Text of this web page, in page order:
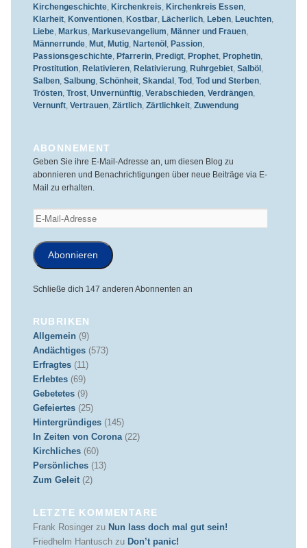
Kirchengeschichte, Kirchenkreis, Kirchenkreis Essen,
Klarheit, Konventionen, Kostbar, Lächerlich, Leben, Leuchten,
Liebe, Markus, Markusevangelium, Männer und Frauen,
Männerrunde, Mut, Mutig, Nartenöl , Passion,
Passionsgeschichte, Pfarrerin, Predigt, Prophet, Prophetin,
Prostitution, Relativieren, Relativierung, Ruhrgebiet, Salböl ,
Salben, Salbung, Schönheit, Skandal , Tod , Tod und Sterben,
Trösten, Trost, Unvernünftig, Verabschieden, Verdrängen,
Vernunft, Vertrauen, Zärtlich, Zärtlichkeit, Zuwendung
ABONNEMENT
Geben Sie ihre E-Mail-Adresse an, um diesen Blog zu
abonnieren und Benachrichtigungen über neue Beiträge via E-
Mail zu erhalten.
E-
Mail-
Adresse
Abonnieren
Schließe dich 147 anderen Abonnenten an
RUBRIKEN
Allgemein (9)
Andächtiges(573)
Erfragtes(11)
Erlebtes(69)
Gebetetes(9)
Gefeiertes(25)
Hintergründiges(145)
In Zeiten von Corona(22)
Kirchliches(60)
Persönliches(13)
Zum Geleit(2)
LETZTE KOMMENTARE
Frank Rosingerzu Nun lass doch mal gut sein!
Friedhelm Hantuschzu Don’t panic!